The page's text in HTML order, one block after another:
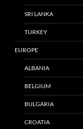
SRI LANKA
TURKEY
EUROPE
ALBANIA
BELGIUM
BULGARIA
CROATIA